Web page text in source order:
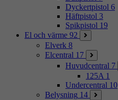
Dyckertpistol 6
Häftpistol 3
Spikpistol 19
El och värme 92
Elverk 8
Elcentral 17
Huvudcentral 7
125A 1
Undercentral 10
Belysning 14